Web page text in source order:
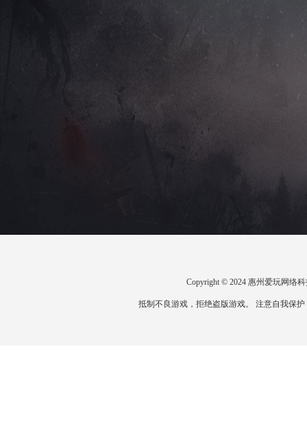
Copyright © 2024 惠州爱玩网络
抵制不良游戏，拒绝盗版游戏。 注意自我保